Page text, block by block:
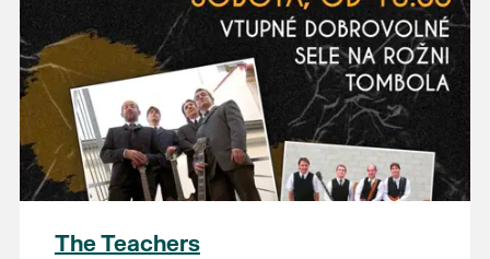
The Teachers